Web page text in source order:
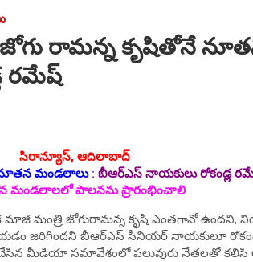
జోగు రామన్న కృషితోనే
రమేష్
సిరాన్యూస్, ఆదిలాబాద్‌
మండలాలు : బీఆర్ఎస్ నాయకులు రోకండ్ల
మండ‌లాల‌లో పాలనను ప్రారంభించాలి
మంత్రి జోగురామన్న కృషి ఎంతగానో ఉందని,
జరిగిందని బీఆర్ఎస్ సీనియర్ నాయకులూ
మీడియా సమావేశంలో పలువురు నేతలతో కలిసి